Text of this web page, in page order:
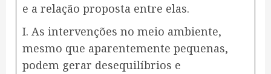
e a relação proposta entre elas.
I. As intervenções no meio ambiente,
mesmo que aparentemente pequenas,
podem gerar desequilíbrios e